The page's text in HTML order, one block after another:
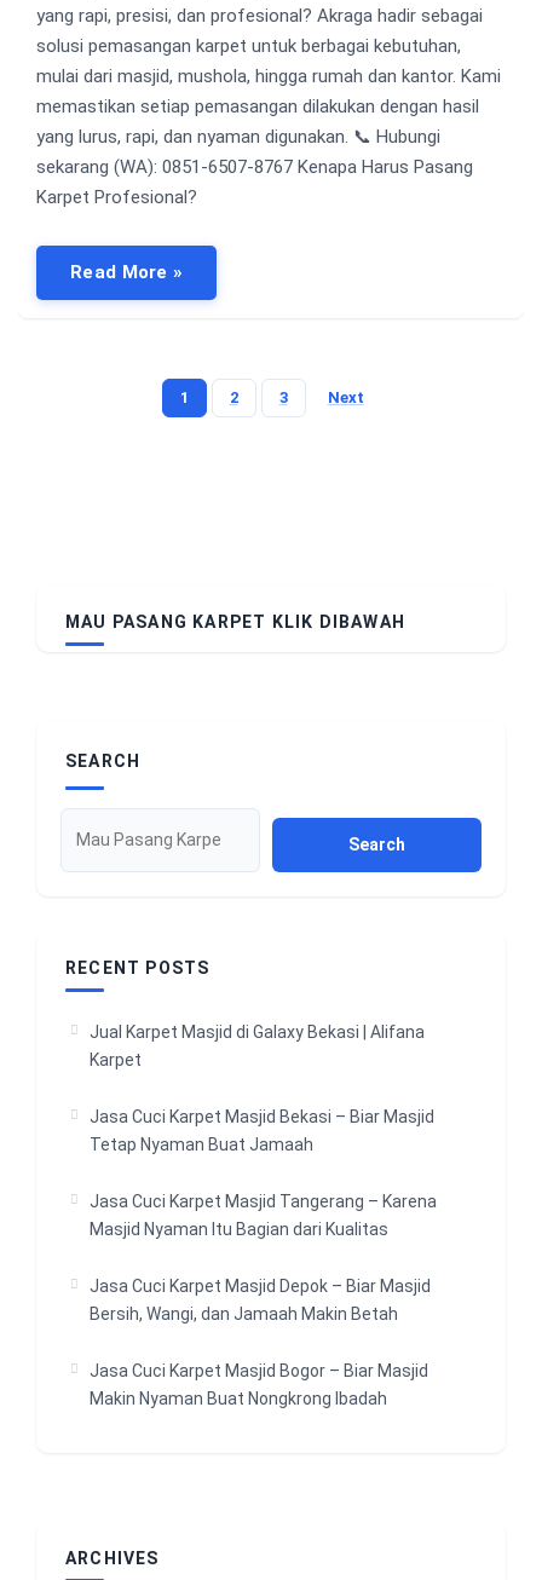
yang rapi, presisi, dan profesional? Akraga hadir sebagai
solusi pemasangan karpet untuk berbagai kebutuhan,
mulai dari masjid, mushola, hingga rumah dan kantor. Kami
memastikan setiap pemasangan dilakukan dengan hasil
yang lurus, rapi, dan nyaman digunakan. 📞 Hubungi
sekarang (WA): 0851-6507-8767 Kenapa Harus Pasang
Karpet Profesional?
Read More »
1 2 3 Next
MAU PASANG KARPET KLIK DIBAWAH
SEARCH
Search
RECENT POSTS
Jual Karpet Masjid di Galaxy Bekasi | Alifana
Karpet
Jasa Cuci Karpet Masjid Bekasi – Biar Masjid
Tetap Nyaman Buat Jamaah
Jasa Cuci Karpet Masjid Tangerang – Karena
Masjid Nyaman Itu Bagian dari Kualitas
Jasa Cuci Karpet Masjid Depok – Biar Masjid
Bersih, Wangi, dan Jamaah Makin Betah
Jasa Cuci Karpet Masjid Bogor – Biar Masjid
Makin Nyaman Buat Nongkrong Ibadah
ARCHIVES